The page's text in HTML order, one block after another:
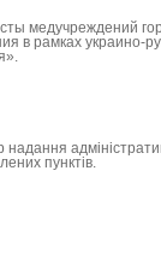
медучреждений
в рамках украино-
пунктів.